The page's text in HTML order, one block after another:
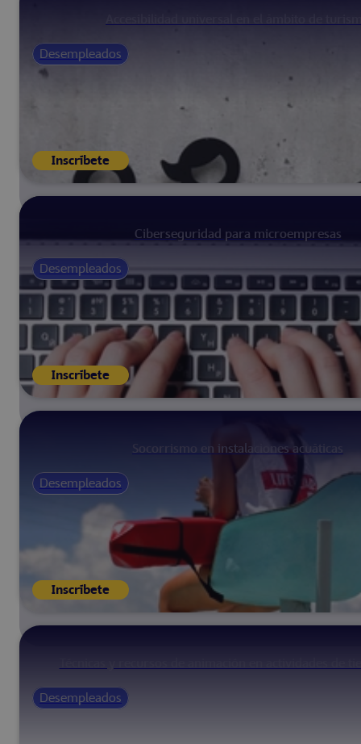
Desempleados
Inscríbete
Ciberseguridad para microempresas
Desempleados
Inscríbete
Socorrismo en instalaciones acuáticas
Desempleados
Inscríbete
Desempleados